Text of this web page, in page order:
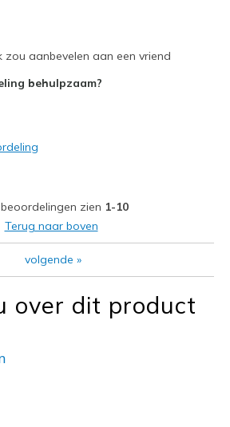
Feels true to size
zou aanbevelen aan een vriend
behulpzaam?
zien 1-10
Terug naar boven
volgende »
over dit product